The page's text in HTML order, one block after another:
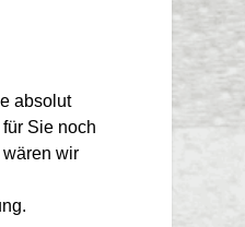
absolut
Sie noch
wir